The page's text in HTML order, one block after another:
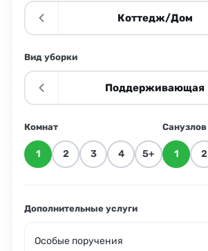
Коттедж/Дом
Вид уборки
Поддерживающая
Комнат
1 2 3 4 5+
Санузлов
1 2
Дополнительные услуги
Особые поручения